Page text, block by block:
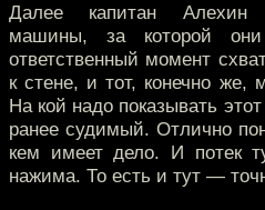
Далее капитан Алехин
машины, за которой
ответственный момент
к стене, и тот, конечно же,
На кой надо показывать
ранее судимый. Отлично
кем имеет дело. И потек
нажима. То есть и тут —